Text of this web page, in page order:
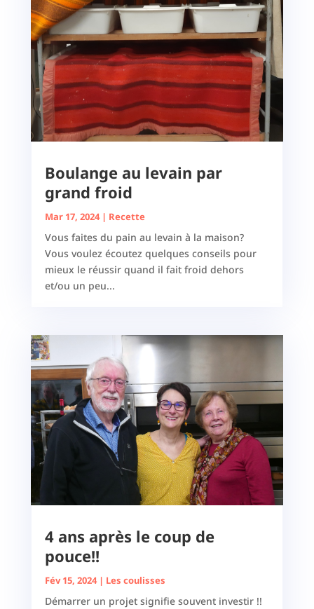
Boulange au levain par
grand froid
Mar 17, 2024| Recette
Vous faites du pain au levain à la maison?
Vous voulez écoutez quelques conseils pour
mieux le réussir quand il fait froid dehors
et/ou un peu...
4 ans après le coup de
pouce!!
Fév 15, 2024| Les coulisses
Démarrer un projet signifie souvent investir !!